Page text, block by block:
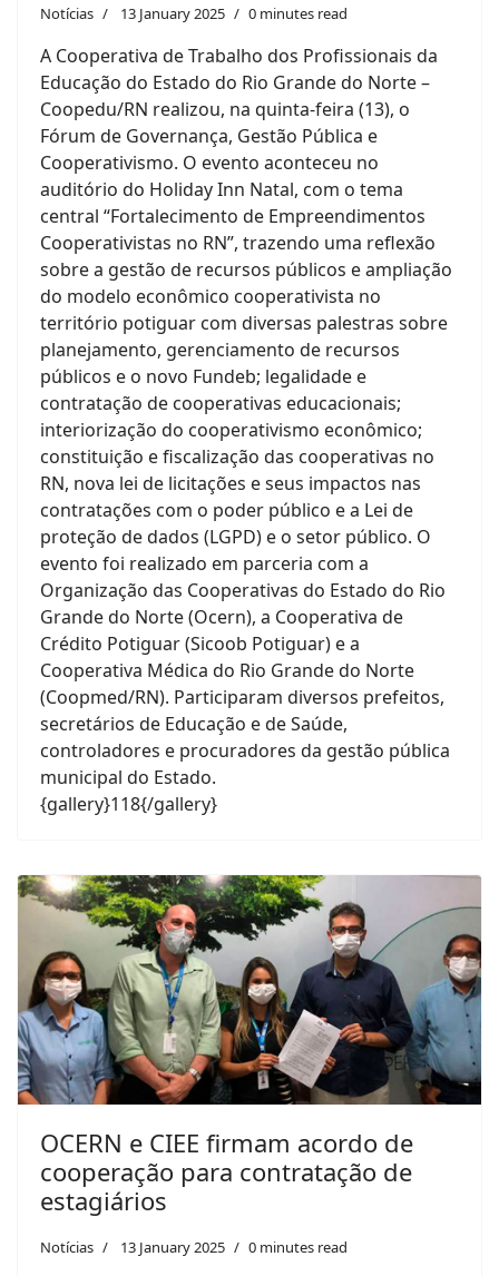
Notícias 13 January 2025 0 minutes read
A Cooperativa de Trabalho dos Profissionais da
Educação do Estado do Rio Grande do Norte –
Coopedu/RN realizou, na quinta-feira (13), o
Fórum de Governança, Gestão Pública e
Cooperativismo. O evento aconteceu no
auditório do Holiday Inn Natal, com o tema
central “Fortalecimento de Empreendimentos
Cooperativistas no RN”, trazendo uma reflexão
sobre a gestão de recursos públicos e ampliação
do modelo econômico cooperativista no
território potiguar com diversas palestras sobre
planejamento, gerenciamento de recursos
públicos e o novo Fundeb; legalidade e
contratação de cooperativas educacionais;
interiorização do cooperativismo econômico;
constituição e fiscalização das cooperativas no
RN, nova lei de licitações e seus impactos nas
contratações com o poder público e a Lei de
proteção de dados (LGPD) e o setor público. O
evento foi realizado em parceria com a
Organização das Cooperativas do Estado do Rio
Grande do Norte (Ocern), a Cooperativa de
Crédito Potiguar (Sicoob Potiguar) e a
Cooperativa Médica do Rio Grande do Norte
(Coopmed/RN). Participaram diversos prefeitos,
secretários de Educação e de Saúde,
controladores e procuradores da gestão pública
municipal do Estado.
{gallery}118{/gallery}
OCERN e CIEE firmam acordo de
cooperação para contratação de
estagiários
Notícias 13 January 2025 0 minutes read